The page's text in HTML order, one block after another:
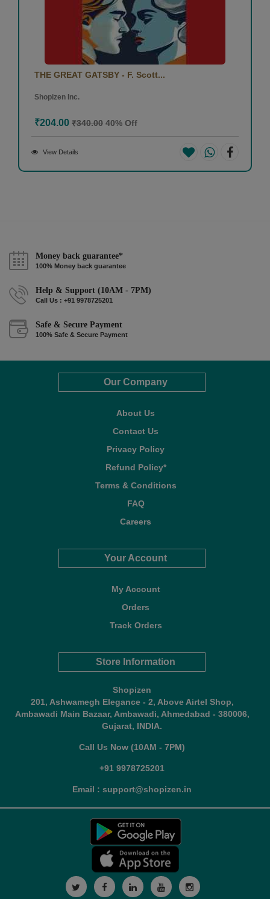
THE GREAT GATSBY - F. Scott...
Shopizen Inc.
₹204.00 ₹340.00 40% Off
View Details
Money back guarantee*
100% Money back guarantee
Help & Support (10AM - 7PM)
Call Us : +91 9978725201
Safe & Secure Payment
100% Safe & Secure Payment
Our Company
About Us
Contact Us
Privacy Policy
Refund Policy*
Terms & Conditions
FAQ
Careers
Your Account
My Account
Orders
Track Orders
Store Information
Shopizen
201, Ashwamegh Elegance - 2, Above Airtel Shop,
Ambawadi Main Bazaar, Ambawadi, Ahmedabad - 380006,
Gujarat, INDIA.
Call Us Now (10AM - 7PM)
+91 9978725201
Email : support@shopizen.in